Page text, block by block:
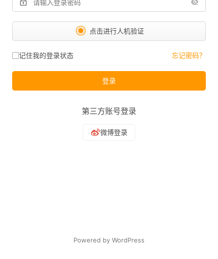
点击进行人机验证
记住我的登录状态 忘记密码？
登录
第三方账号登录
Powered by WordPress